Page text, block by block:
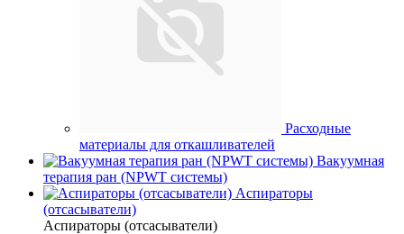
Расходные
материалы для откашливателей
Вакуумная
терапия ран (NPWT системы)
Аспираторы
(отсасыватели)
Аспираторы (отсасыватели)